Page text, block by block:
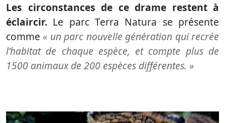
Les circonstances de ce drame restent à
éclaircir. Le parc Terra Natura se présente
comme « un parc nouvelle génération qui recrée
l’habitat de chaque espèce, et compte plus de
1500 animaux de 200 espèces différentes. »